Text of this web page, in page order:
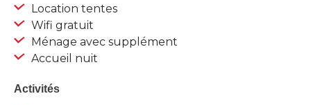
Location tentes
Wifi gratuit
Ménage avec supplément
Accueil nuit
Activités